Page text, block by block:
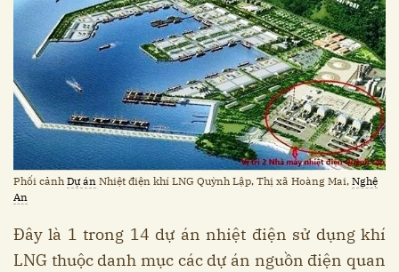
Phối cảnh Dự án Nhiệt điện khí LNG Quỳnh Lập, Thị xã Hoàng Mai, Nghệ
An
Đây là 1 trong 14 dự án nhiệt điện sử dụng khí
LNG thuộc danh mục các dự án nguồn điện quan